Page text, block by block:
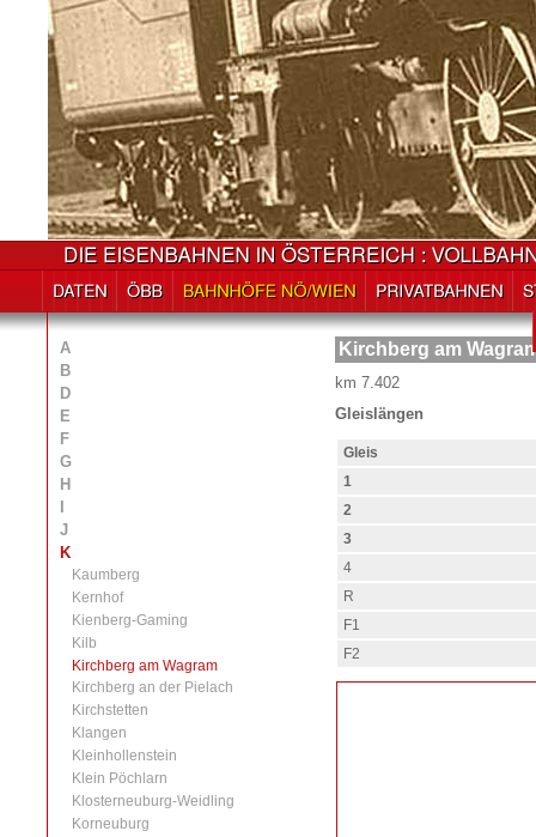
A
B
D
E
F
G
H
J
K
Kaumberg
Kernhof
Kienberg-Gaming
Kilb
Kirchberg am Wagram
Kirchberg an der Pielach
Kirchstetten
Klangen
Kleinhollenstein
Klein Pöchlarn
Klosterneuburg-Weidling
Korneuburg
Kirchberg am
km 7.402
Gleislängen
Gleis
1
2
3
4
R
F1
F2